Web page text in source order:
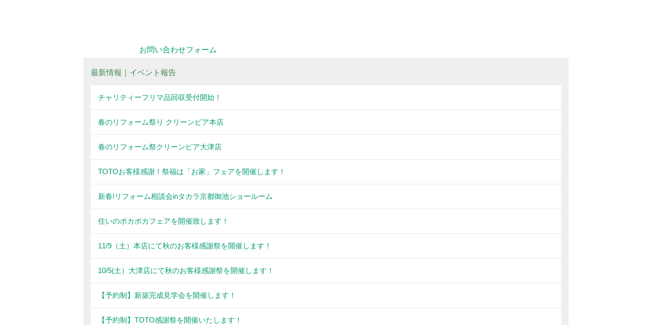
お問い合わせフォーム
最新情報｜イベント報告
チャリティーフリマ品回収受付開始！
春のリフォーム祭り クリーンピア本店
春のリフォーム祭クリーンピア大津店
TOTOお客様感謝！祭福は「お家」フェアを開催します！
新春!リフォーム相談会inタカラ京都御池ショールーム
住いのポカポカフェアを開催致します！
11/9（土）本店にて秋のお客様感謝祭を開催します！
10/5(土）大津店にて秋のお客様感謝祭を開催します！
【予約制】新築完成見学会を開催します！
【予約制】TOTO感謝祭を開催いたします！